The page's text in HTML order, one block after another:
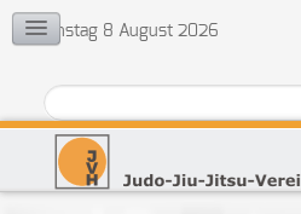
Samstag 8 August 2026
KONTAKT
Jugendvertretung
Übungsleiter